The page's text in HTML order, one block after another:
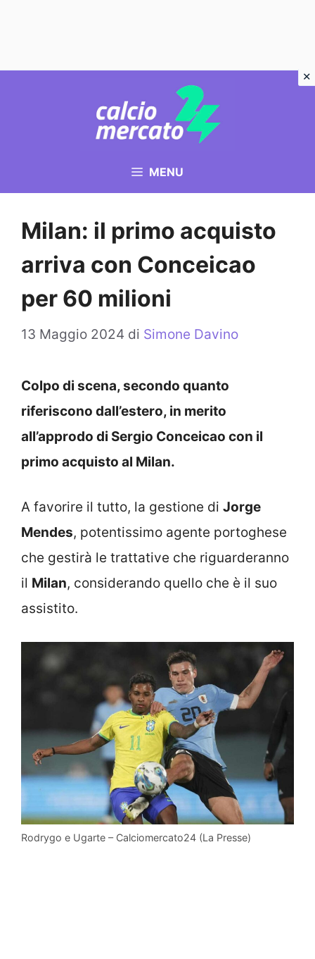
MENU
Milan: il primo acquisto
arriva con Conceicao
per 60 milioni
13 Maggio 2024 di Simone Davino
Colpo di scena, secondo quanto
riferiscono dall’estero, in merito
all’approdo di Sergio Conceicao con il
primo acquisto al Milan.
A favorire il tutto, la gestione di Jorge
Mendes, potentissimo agente portoghese
che gestirà le trattative che riguarderanno
il Milan, considerando quello che è il suo
assistito.
Rodrygo e Ugarte – Calciomercato24 (La Presse)